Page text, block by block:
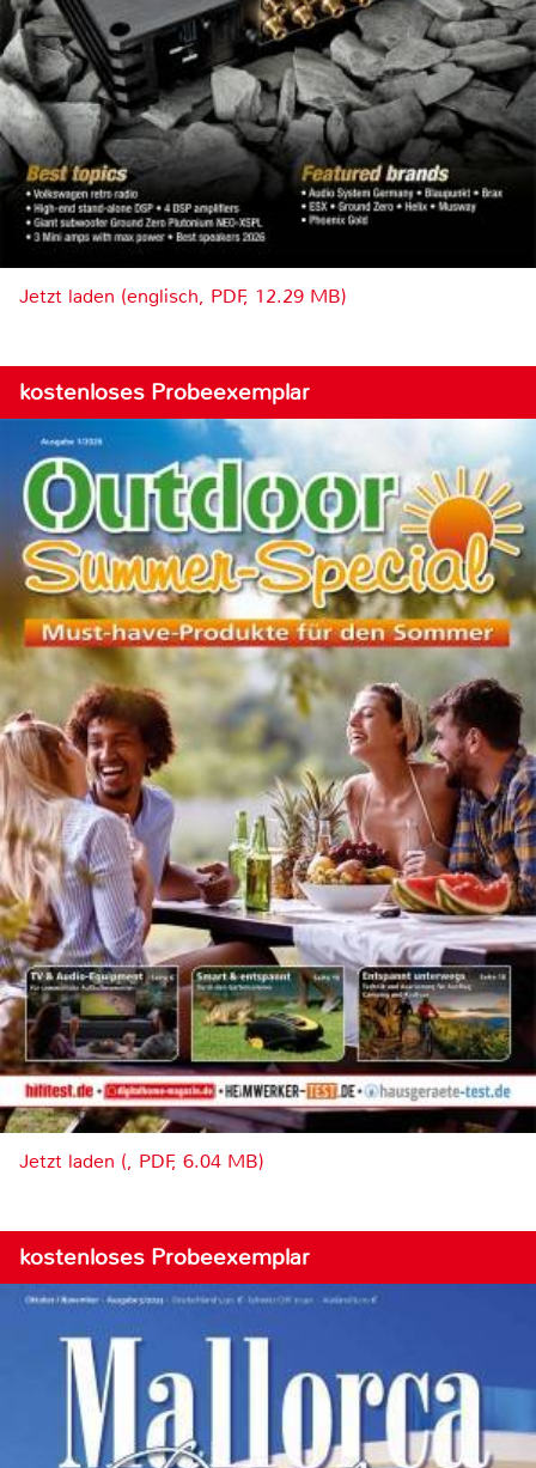
Jetzt laden (englisch, PDF, 12.29 MB)
kostenloses Probeexemplar
Jetzt laden (, PDF, 6.04 MB)
kostenloses Probeexemplar